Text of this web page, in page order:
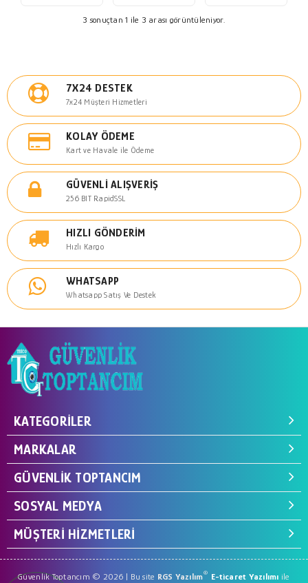
3 sonuçtan 1 ile 3 arası görüntüleniyor.
7X24 DESTEK
7x24 Müşteri Hizmetleri
KOLAY ÖDEME
Kart ve Havale ile Ödeme
GÜVENLI ALIŞVERIŞ
256 BIT RapidSSL
HIZLI GÖNDERIM
Hızlı Kargo
WHATSAPP
Whatsapp Satış Ve Destek
KATEGORILER
MARKALAR
GÜVENLIK TOPTANCIM
SOSYAL MEDYA
MÜŞTERI HIZMETLERI
Güvenlik Toptancım © 2026 | Bu site RGS Yazılım® E-ticaret Yazılımı ile